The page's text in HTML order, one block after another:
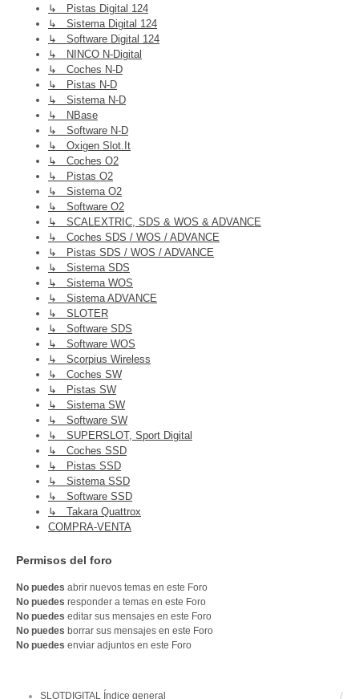
↳ Pistas Digital 124
↳ Sistema Digital 124
↳ Software Digital 124
↳ NINCO N-Digital
↳ Coches N-D
↳ Pistas N-D
↳ Sistema N-D
↳ NBase
↳ Software N-D
↳ Oxigen Slot.it
↳ Coches O2
↳ Pistas O2
↳ Sistema O2
↳ Software O2
↳ SCALEXTRIC, SDS & WOS & ADVANCE
↳ Coches SDS / WOS / ADVANCE
↳ Pistas SDS / WOS / ADVANCE
↳ Sistema SDS
↳ Sistema WOS
↳ Sistema ADVANCE
↳ SLOTER
↳ Software SDS
↳ Software WOS
↳ Scorpius Wireless
↳ Coches SW
↳ Pistas SW
↳ Sistema SW
↳ Software SW
↳ SUPERSLOT, Sport Digital
↳ Coches SSD
↳ Pistas SSD
↳ Sistema SSD
↳ Software SSD
↳ Takara Quattrox
COMPRA-VENTA
Permisos del foro
No puedes abrir nuevos temas en este Foro
No puedes responder a temas en este Foro
No puedes editar sus mensajes en este Foro
No puedes borrar sus mensajes en este Foro
No puedes enviar adjuntos en este Foro
SLOTDIGITAL Índice general